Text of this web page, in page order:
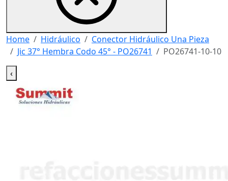
Home Hidráulico
Conector Hidráulico Una Pieza
Jic 37° Hembra Codo 45° - PO26741
PO26741-10-10
‹